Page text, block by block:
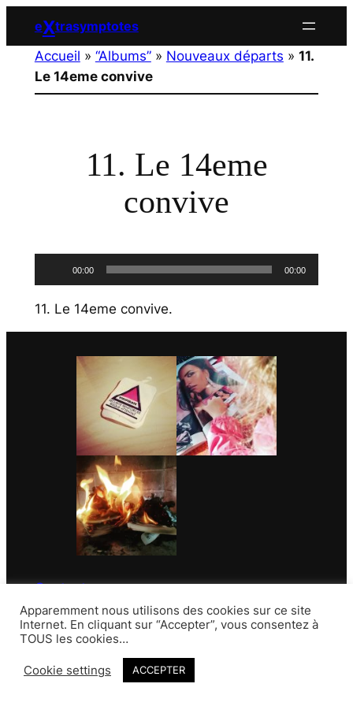
contenu
eXtrasymptotes
Accueil » “Albums”» Nouveaux départs » 11.
Le 14eme convive
11. Le 14eme
convive
audio
00:00 00:00
11. Le 14eme convive.
Contact
Apparemment nous utilisons des cookies sur ce site
Internet. En cliquant sur “Accepter”, vous consentez à
TOUS les cookies…
Cookie settings ACCEPTER